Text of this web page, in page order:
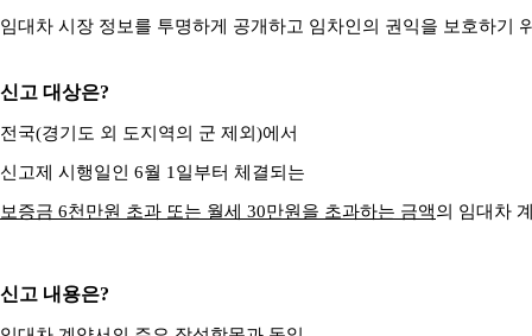
임대차 시장 정보를 투명하게 공개하고 임차인의 권익을 보호하기
신고 대상은?
전국(경기도 외 도지역의 군 제외)에서
신고제 시행일인 6월 1일부터 체결되는
보증금 6천만원 초과 또는 월세 30만원을 초과하는 금액의 임대차
신고 내용은?